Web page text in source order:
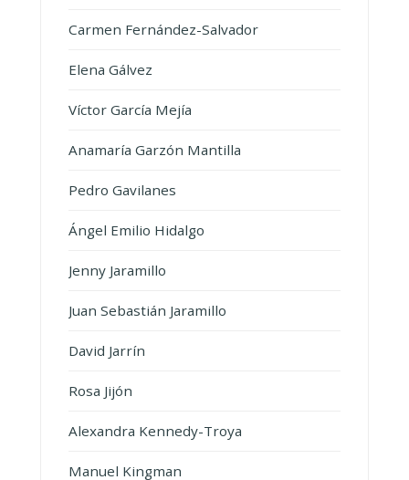
Carmen Fernández-Salvador
Elena Gálvez
Víctor García Mejía
Anamaría Garzón Mantilla
Pedro Gavilanes
Ángel Emilio Hidalgo
Jenny Jaramillo
Juan Sebastián Jaramillo
David Jarrín
Rosa Jijón
Alexandra Kennedy-Troya
Manuel Kingman